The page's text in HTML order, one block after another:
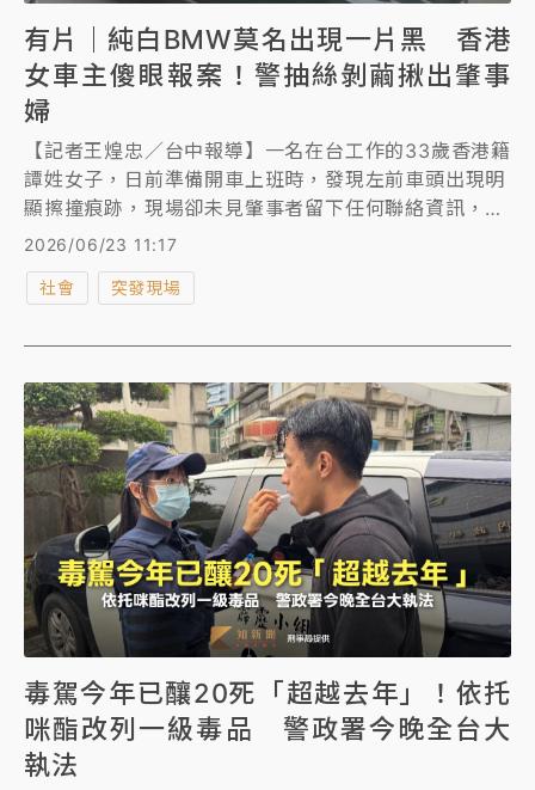
有片｜純白BMW莫名出現一片黑 香港
女車主傻眼報案！警抽絲剝繭揪出肇事
婦
【記者王煌忠／台中報導】一名在台工作的33歲香港籍
譚姓女子，日前準備開車上班時，發現左前車頭出現明
顯擦撞痕跡，現場卻未見肇事者留下任何聯絡資訊，讓
她相當無奈而報警求助，警方調閱周邊監視器畫面，經
過耐心比對及追查，通知王姓女駕駛到案，她辯稱並未
察覺碰撞，由於監視畫面及車輛擦撞痕跡相同，王女罪
率留下深刻印象。
2026/06/23 11:17
社會 突發現場
毒駕今年已釀20死「超越去年」！依托
咪酯改列一級毒品 警政署今晚全台大
執法